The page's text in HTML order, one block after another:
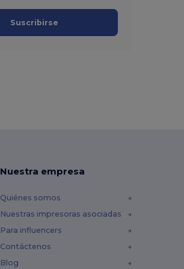
Suscribirse
Nuestra empresa
Quiénes somos
Nuestras impresoras asociadas
Para influencers
Contáctenos
Blog